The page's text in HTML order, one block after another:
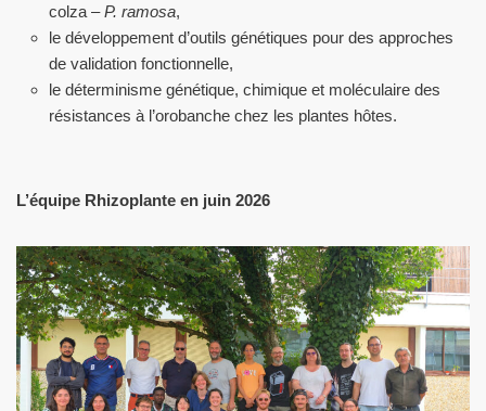
colza –P. ramosa,
le développement d’outils génétiques pour des approches
de validation fonctionnelle,
le déterminisme génétique, chimique et moléculaire des
résistances à l’orobanche chez les plantes hôtes.
L’équipe Rhizoplante en juin 2026